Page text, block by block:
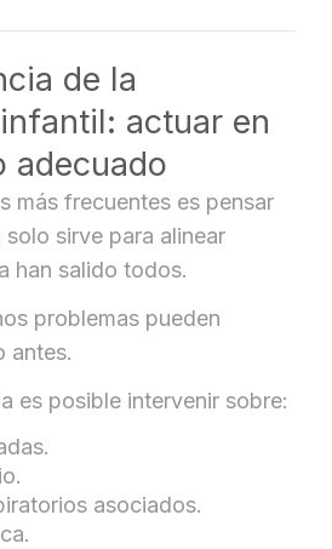
de la
actuar en
adecuado
más frecuentes es pensar
sirve para alinear
han salido todos.
problemas pueden
antes.
es posible intervenir sobre:
asociados.